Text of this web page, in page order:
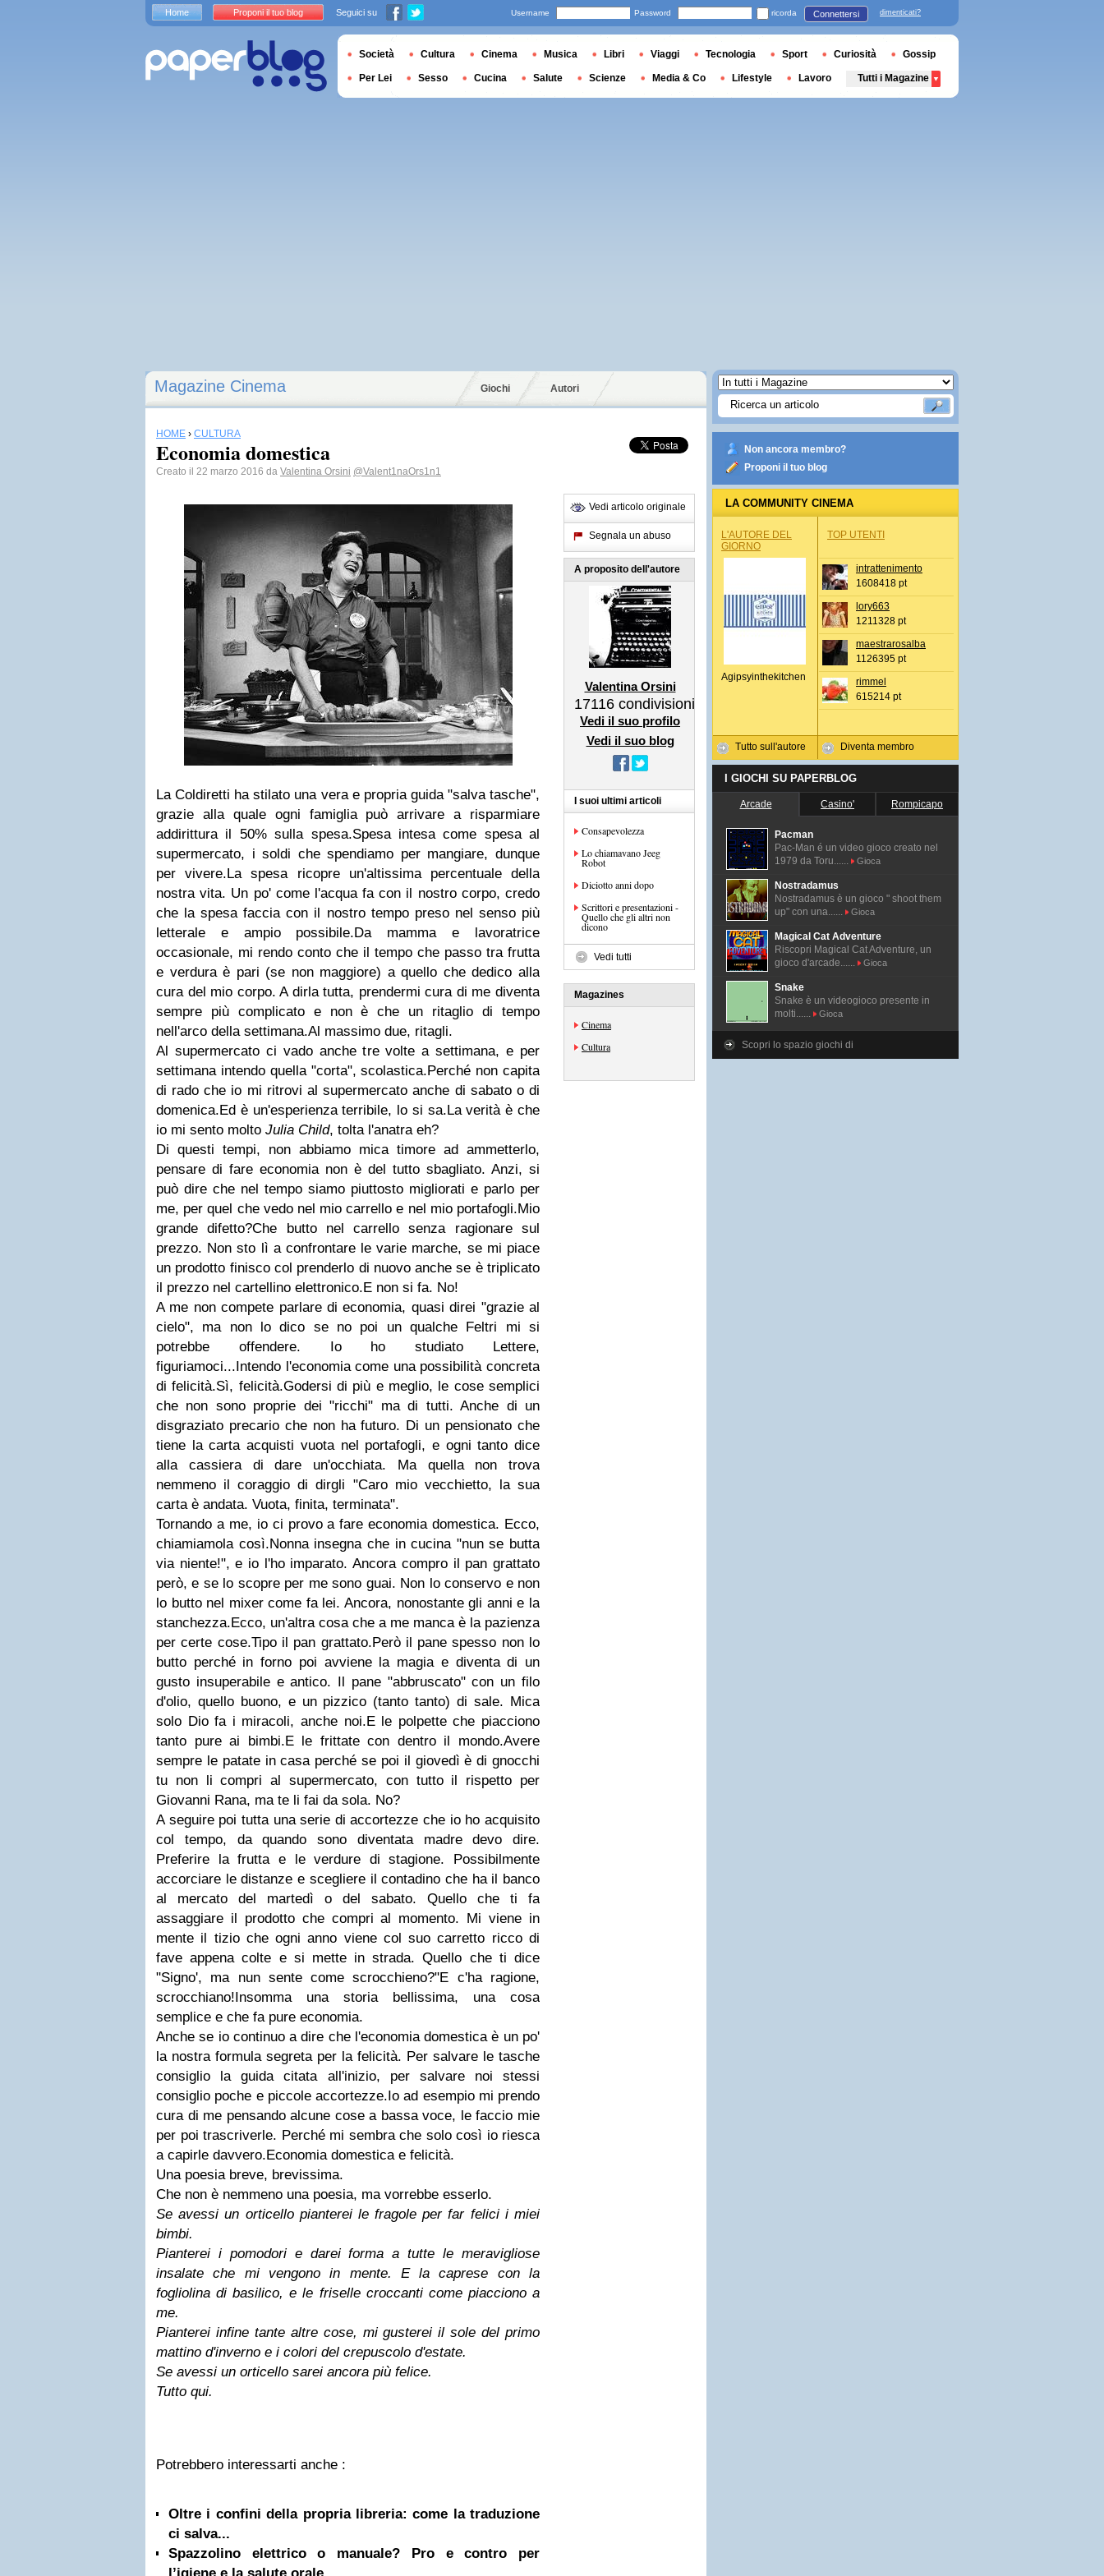
Magazine Cinema Giochi Autori
HOME › CULTURA
Economia domestica
Creato il 22 marzo 2016 da Valentina Orsini @Valent1naOrs1n1
La Coldiretti ha stilato una vera e propria guida "salva tasche",
grazie alla quale ogni famiglia può arrivare a risparmiare
addirittura il 50% sulla spesa.Spesa intesa come spesa al
supermercato, i soldi che spendiamo per mangiare, dunque
per vivere.La spesa ricopre un'altissima percentuale della
nostra vita. Un po' come l'acqua fa con il nostro corpo, credo
che la spesa faccia con il nostro tempo preso nel senso più
letterale e ampio possibile.Da mamma e lavoratrice
occasionale, mi rendo conto che il tempo che passo tra frutta
e verdura è pari (se non maggiore) a quello che dedico alla
cura del mio corpo. A dirla tutta, prendermi cura di me diventa
sempre più complicato e non è che un ritaglio di tempo
nell'arco della settimana.Al massimo due, ritagli.
Al supermercato ci vado anche tre volte a settimana, e per
settimana intendo quella "corta", scolastica.Perché non capita
di rado che io mi ritrovi al supermercato anche di sabato o di
domenica.Ed è un'esperienza terribile, lo si sa.La verità è che
io mi sento molto Julia Child, tolta l'anatra eh?
Di questi tempi, non abbiamo mica timore ad ammetterlo,
pensare di fare economia non è del tutto sbagliato. Anzi, si
può dire che nel tempo siamo piuttosto migliorati e parlo per
me, per quel che vedo nel mio carrello e nel mio portafogli.Mio
grande difetto?Che butto nel carrello senza ragionare sul
prezzo. Non sto lì a confrontare le varie marche, se mi piace
un prodotto finisco col prenderlo di nuovo anche se è triplicato
il prezzo nel cartellino elettronico.E non si fa. No!
A me non compete parlare di economia, quasi direi "grazie al
cielo", ma non lo dico se no poi un qualche Feltri mi si
potrebbe offendere. Io ho studiato Lettere,
figuriamoci...Intendo l'economia come una possibilità concreta
di felicità.Sì, felicità.Godersi di più e meglio, le cose semplici
che non sono proprie dei "ricchi" ma di tutti. Anche di un
disgraziato precario che non ha futuro. Di un pensionato che
tiene la carta acquisti vuota nel portafogli, e ogni tanto dice
alla cassiera di dare un'occhiata. Ma quella non trova
nemmeno il coraggio di dirgli "Caro mio vecchietto, la sua
carta è andata. Vuota, finita, terminata".
Tornando a me, io ci provo a fare economia domestica. Ecco,
chiamiamola così.Nonna insegna che in cucina "nun se butta
via niente!", e io l'ho imparato. Ancora compro il pan grattato
però, e se lo scopre per me sono guai. Non lo conservo e non
lo butto nel mixer come fa lei. Ancora, nonostante gli anni e la
stanchezza.Ecco, un'altra cosa che a me manca è la pazienza
per certe cose.Tipo il pan grattato.Però il pane spesso non lo
butto perché in forno poi avviene la magia e diventa di un
gusto insuperabile e antico. Il pane "abbruscato" con un filo
d'olio, quello buono, e un pizzico (tanto tanto) di sale. Mica
solo Dio fa i miracoli, anche noi.E le polpette che piacciono
tanto pure ai bimbi.E le frittate con dentro il mondo.Avere
sempre le patate in casa perché se poi il giovedì è di gnocchi
tu non li compri al supermercato, con tutto il rispetto per
Giovanni Rana, ma te li fai da sola. No?
A seguire poi tutta una serie di accortezze che io ho acquisito
col tempo, da quando sono diventata madre devo dire.
Preferire la frutta e le verdure di stagione. Possibilmente
accorciare le distanze e scegliere il contadino che ha il banco
al mercato del martedì o del sabato. Quello che ti fa
assaggiare il prodotto che compri al momento. Mi viene in
mente il tizio che ogni anno viene col suo carretto ricco di
fave appena colte e si mette in strada. Quello che ti dice
"Signo', ma nun sente come scrocchieno?"E c'ha ragione,
scrocchiano!Insomma una storia bellissima, una cosa
semplice e che fa pure economia.
Anche se io continuo a dire che l'economia domestica è un po'
la nostra formula segreta per la felicità. Per salvare le tasche
consiglio la guida citata all'inizio, per salvare noi stessi
consiglio poche e piccole accortezze.Io ad esempio mi prendo
cura di me pensando alcune cose a bassa voce, le faccio mie
per poi trascriverle. Perché mi sembra che solo così io riesca
a capirle davvero.Economia domestica e felicità.
Una poesia breve, brevissima.
Che non è nemmeno una poesia, ma vorrebbe esserlo.
Se avessi un orticello pianterei le fragoleper far felici i miei
bimbi.
Pianterei i pomodori e darei forma a tutte le meravigliose
insalate che mi vengono in mente. E la caprese con la
fogliolina di basilico,e le friselle croccanti come piacciono a
me.
Pianterei infine tante altre cose, mi gusterei il sole del primo
mattino d'inverno e i colori del crepuscolo d'estate.
Se avessi un orticello sarei ancora più felice.
Tutto qui.
Potrebbero interessarti anche :
Oltre i confini della propria libreria: come la traduzione
ci salva...
Spazzolino elettrico o manuale? Pro e contro per
Vedi articolo originale
Segnala un abuso
A proposito dell'autore
Valentina Orsini
17116 condivisioni
Vedi il suo profilo
Vedi il suo blog
I suoi ultimi articoli
Consapevolezza
Lo chiamavano Jeeg
Robot
Diciotto anni dopo
Scrittori e presentazioni -
Quello che gli altri non
dicono
Vedi tutti
Magazines
Cinema
Cultura
Non ancora membro?
Proponi il tuo blog
LA COMMUNITY CINEMA
L'AUTORE DEL
GIORNO
Agipsyinthekitchen
Tutto sull'autore
TOP UTENTI
intrattenimento
1608418 pt
lory663
1211328 pt
maestrarosalba
1126395 pt
rimmel
615214 pt
Diventa membro
I GIOCHI SU PAPERBLOG
Arcade Casino' Rompicapo
Pacman
Pac-Man é un video gioco creato nel
1979 da Toru......
Gioca
Nostradamus
Nostradamus è un gioco " shoot them
up" con una......
Gioca
Magical Cat Adventure
Riscopri Magical Cat Adventure, un
gioco d'arcade......
Gioca
Snake
Snake è un videogioco presente in
molti......
Gioca
Scopri lo spazio giochi di
Home Proponi il tuo blog Seguici su Username Password ricorda Connettersi dimenticati?
Società Cultura Cinema Musica Libri Viaggi Tecnologia Sport Curiosità Gossip
Per Lei Sesso Cucina Salute Scienze Media & Co Lifestyle Lavoro Tutti i Magazine